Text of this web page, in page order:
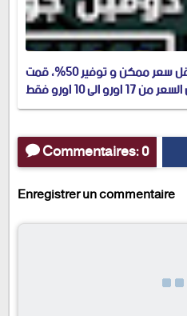
طريقة تجديد دومين جودادي بأقل سعر ممكن و توفير 50%، قمت
الى 10 اورو فقط
Commentaires: 0
Enregistrer un commentaire